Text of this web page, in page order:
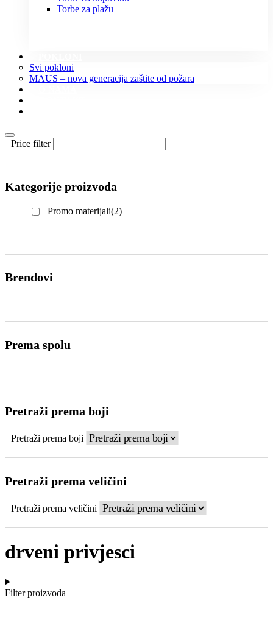
Torbe za plažu
Svi pokloni
MAUS – nova generacija zaštite od požara
Price filter
Kategorije proizvoda
Promo materijali(2)
Brendovi
Prema spolu
Pretraži prema boji
Pretraži prema boji
Pretraži prema veličini
Pretraži prema veličini
drveni privjesci
Filter proizvoda